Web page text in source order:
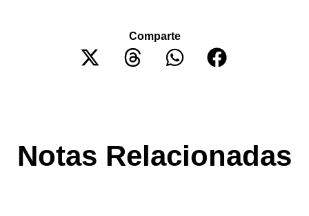
Comparte
Notas Relacionadas